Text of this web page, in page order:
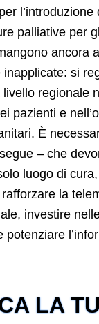
l’introduzione
palliative per
ancora
inapplicate: si
regionale
pazienti e
È
– che
luogo di
la
investire
potenziare
LA